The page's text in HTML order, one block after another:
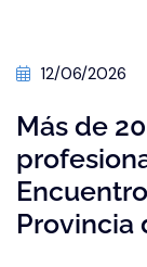
12/06/2026
Más de
Provincia